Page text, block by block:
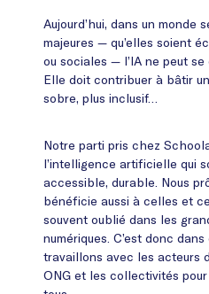
Aujourd’hui, dans un monde
majeures — qu’elles soient
ou sociales — l’IA ne peut se
Elle doit contribuer à bâtir
sobre, plus inclusif…
Notre parti pris chez
l’intelligence artificielle qui
accessible, durable. Nous
bénéficie aussi à celles et
souvent oublié dans les
numériques. C’est donc
travaillons avec les acteurs
ONG et les collectivités